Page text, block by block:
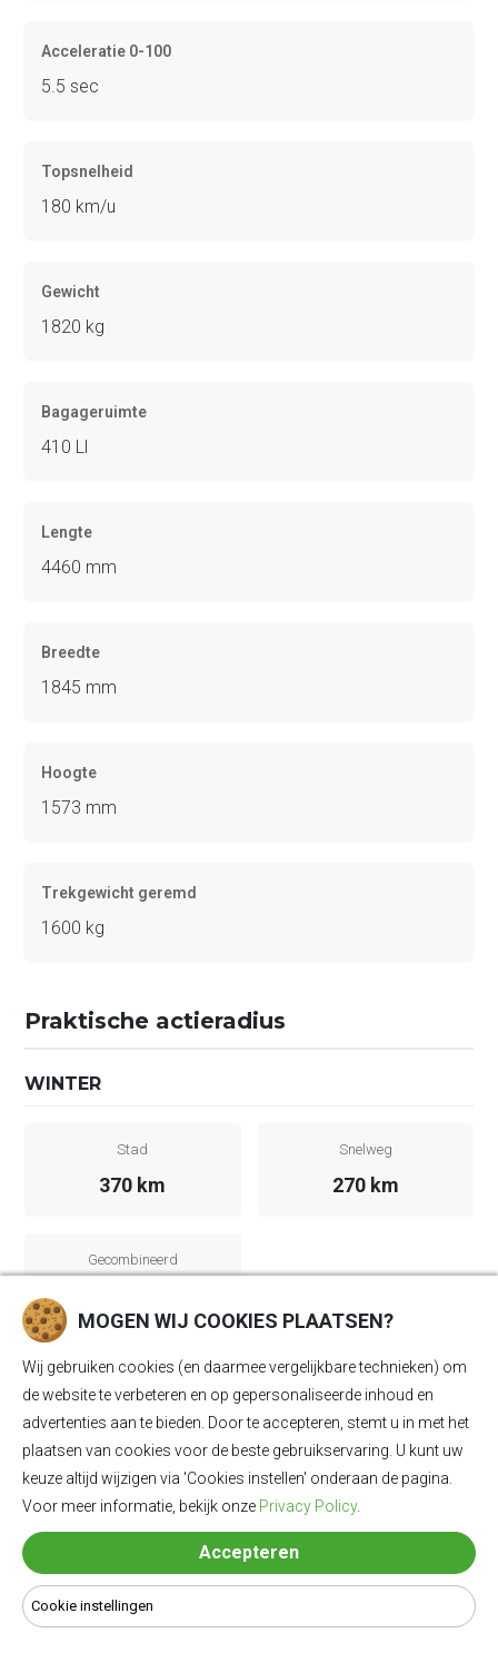
Acceleratie 0-100
5.5 sec
Topsnelheid
180 km/u
Gewicht
1820 kg
Bagageruimte
410 Ll
Lengte
4460 mm
Breedte
1845 mm
Hoogte
1573 mm
Trekgewicht geremd
1600 kg
Praktische actieradius
WINTER
Stad
370 km
Snelweg
270 km
Gecombineerd
ZOMER
Stad Snelweg
Gecombineerd
MOGEN WIJ COOKIES PLAATSEN?
Wij gebruiken cookies (en daarmee vergelijkbare technieken) om
de website te verbeteren en op gepersonaliseerde inhoud en
advertenties aan te bieden. Door te accepteren, stemt u in met het
plaatsen van cookies voor de beste gebruikservaring. U kunt uw
keuze altijd wijzigen via 'Cookies instellen' onderaan de pagina.
Voor meer informatie, bekijk onze Privacy Policy.
Accepteren
Cookie instellingen